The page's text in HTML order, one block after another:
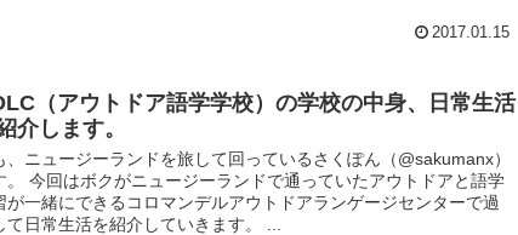
2017.01.15
（アウトドア語学学校）の学校の中身、日常生活
介します。
、ニュージーランドを旅して回っているさくぽん（@sakumanx）
。 今回はボクがニュージーランドで通っていたアウトドアと語学
が一緒にできるコロマンデルアウトドアランゲージセンターで過
て日常生活を紹介していきます。 ...